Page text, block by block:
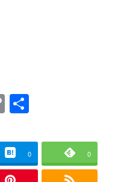
C
p
y
共
0 0